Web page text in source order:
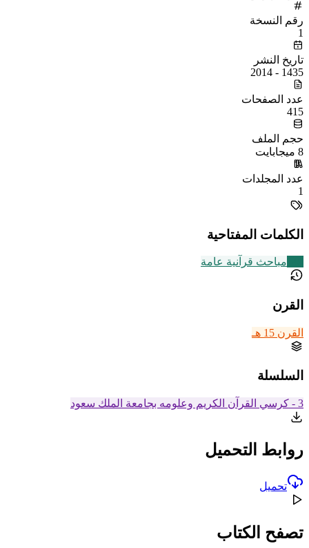
رقم النسخة
1
تاريخ النشر
1435 - 2014
عدد الصفحات
415
حجم الملف
8 ميجابايت
عدد المجلدات
1
الكلمات المفتاحية
مباحث قرآنية عامة
القرن
القرن 15 هـ
السلسلة
3 - كرسي القرآن الكريم وعلومه بجامعة الملك سعود
روابط التحميل
تحميل
تصفح الكتاب